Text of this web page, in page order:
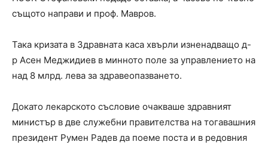
същото направи и проф. Мавров.
Така кризата в Здравната каса хвърли изненадващо д-
р Асен Меджидиев в минното поле за управлението на
над 8 млрд. лева за здравеопазването.
Докато лекарското съсловие очакваше здравният
министър в две служебни правителства на тогавашния
президент Румен Радев да поеме поста и в редовния